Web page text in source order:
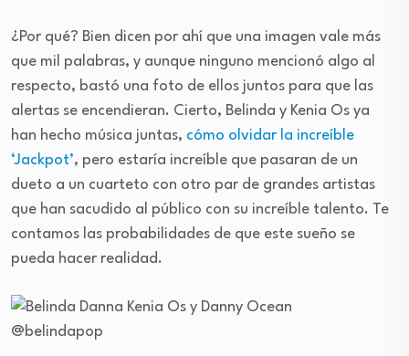
¿Por qué? Bien dicen por ahí que una imagen vale más
que mil palabras, y aunque ninguno mencionó algo al
respecto, bastó una foto de ellos juntos para que las
alertas se encendieran. Cierto, Belinda y Kenia Os ya
han hecho música juntas, cómo olvidar la increíble
‘Jackpot’, pero estaría increíble que pasaran de un
dueto a un cuarteto con otro par de grandes artistas
que han sacudido al público con su increíble talento. Te
contamos las probabilidades de que este sueño se
pueda hacer realidad.
@belindapop